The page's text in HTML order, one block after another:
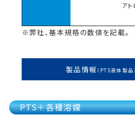
ア
※弊社、基本規格の数値を記載。
製品情報 （PTS液体製品）
PTS＋各種溶媒